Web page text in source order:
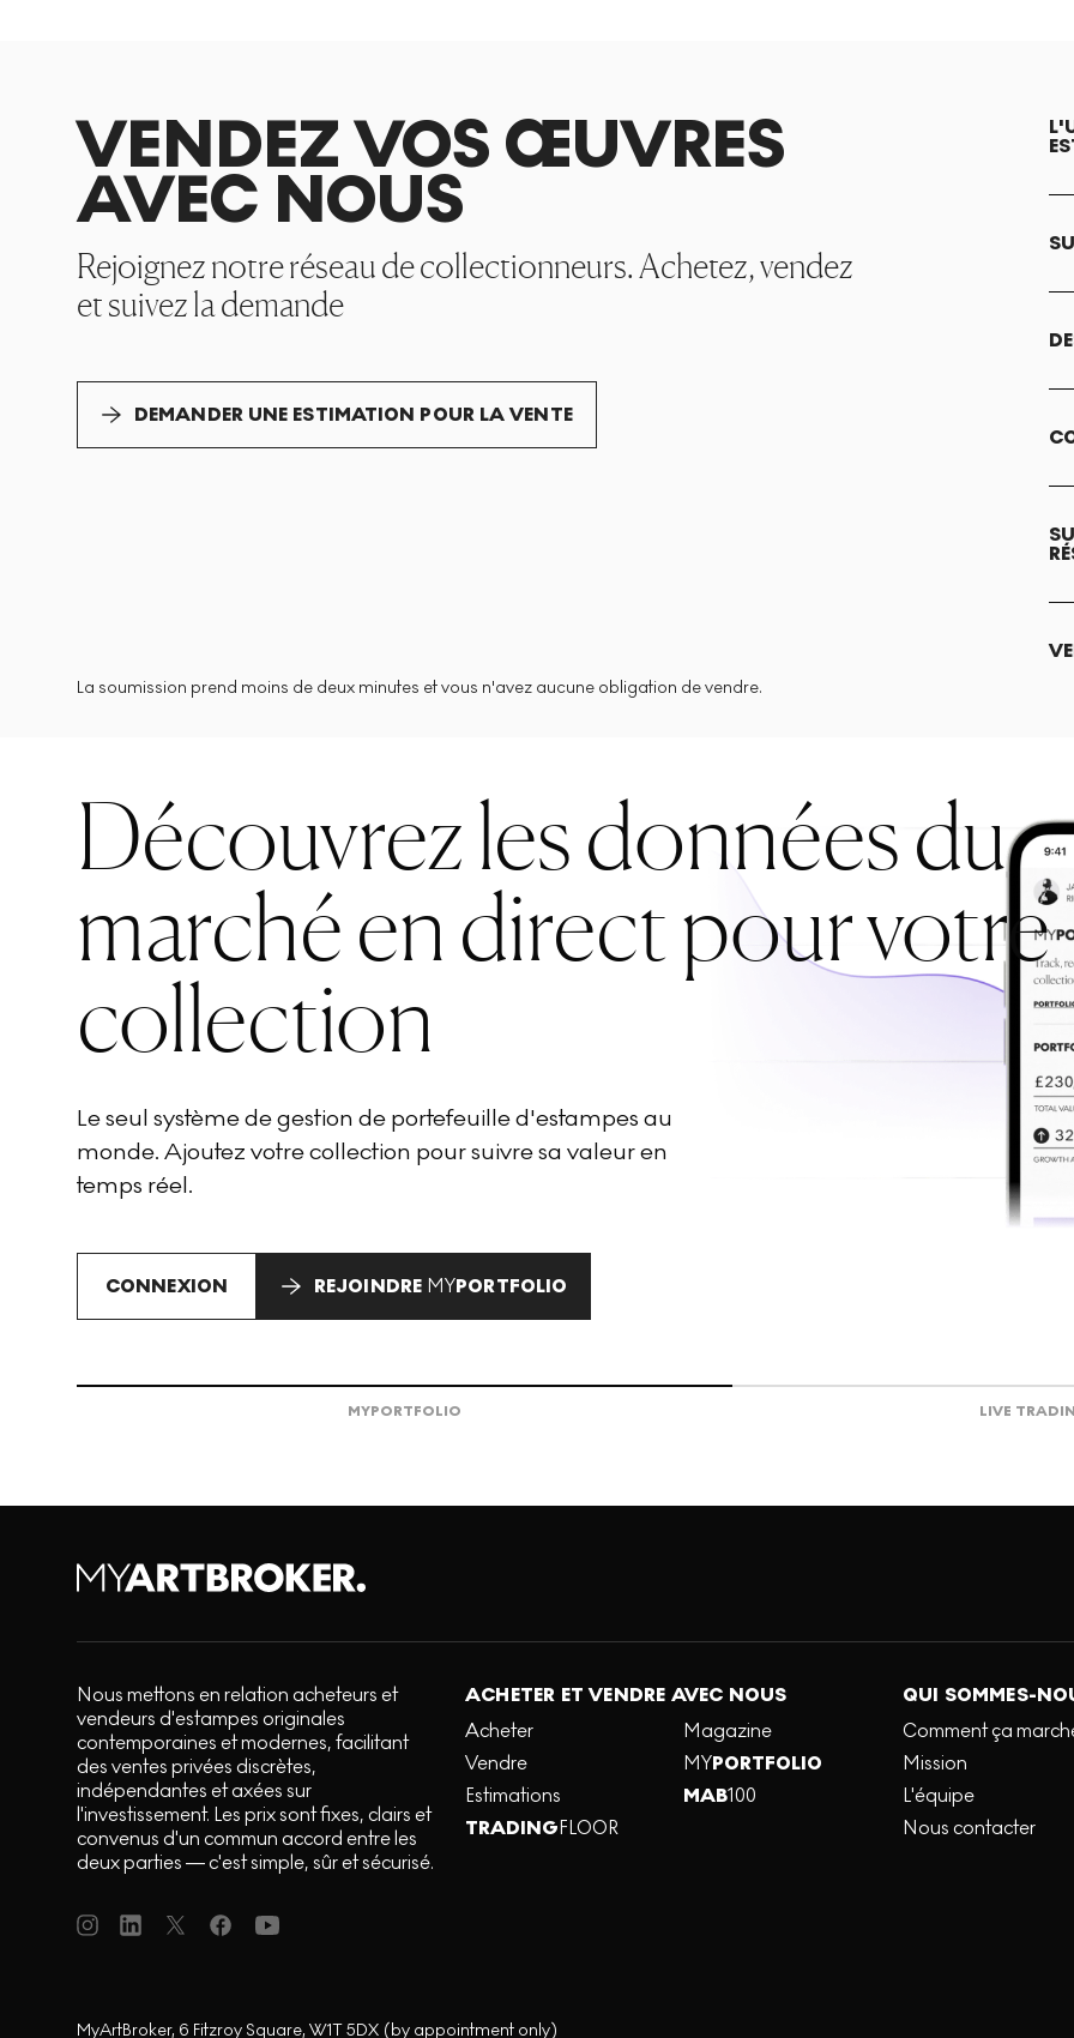
VENDEZ VOS ŒUVRES
AVEC NOUS
Rejoignez notre réseau de collectionneurs. Achetez, vendez
et suivez la demande
DEMANDER UNE ESTIMATION POUR LA VENTE
La soumission prend moins de deux minutes et vous n'avez aucune obligation de vendre.
Découvrez les données du
marché en direct pour votre
collection
Le seul système de gestion de portefeuille d'estampes au
monde. Ajoutez votre collection pour suivre sa valeur en
temps réel.
CONNEXION REJOINDRE MYPORTFOLIO
MYPORTFOLIO LIVE
Nous mettons en relation acheteurs et
vendeurs d'estampes originales
contemporaines et modernes, facilitant
des ventes privées discrètes,
indépendantes et axées sur
l'investissement. Les prix sont fixes, clairs et
convenus d'un commun accord entre les
deux parties — c'est simple, sûr et sécurisé.
ACHETER ET VENDRE AVEC NOUS
Acheter
Vendre
Estimations
TRADINGFLOOR
Magazine
MYPORTFOLIO
MAB100
QUI SOMMES-
Comment ça
Mission
L'équipe
Nous contacter
MyArtBroker, 6 Fitzroy Square, W1T 5DX (by appointment only)